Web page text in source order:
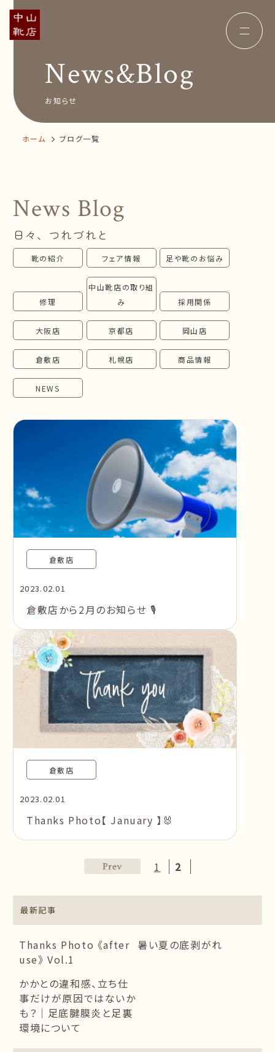
Concept コンセプト
Insole オーダー中敷き
News&Blog
Company
オンラインショップ
お問い合わせ
follow us!
News&Blog
お知らせ
ホーム ブログ一覧
News Blog
日々、つれづれと
靴の紹介 フェア情報 足や靴のお悩み
修理
中山靴店の取り組
み
採用関係
大阪店 京都店 岡山店
倉敷店 札幌店 商品情報
NEWS
倉敷店
2023.02.01
倉敷店から2月のお知らせ 🎙
倉敷店
2023.02.01
Thanks Photo【 January 】🐰
1 2
最新記事
Thanks Photo 《after
use》 Vol.1
暑い夏の底剥がれ
かかとの違和感、立ち仕
事だけが原因ではないか
も？｜足底腱膜炎と足裏
環境について